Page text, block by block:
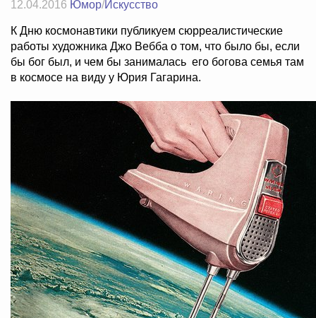
12.04.2016 Юмор/Искусство
К Дню космонавтики публикуем сюрреалистические
работы художника Джо Вебба о том, что было бы, если
бы бог был, и чем бы занималась его богова семья там
в космосе на виду у Юрия Гагарина.